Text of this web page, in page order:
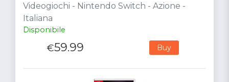
Videogiochi - Nintendo Switch - Azione -
Italiana
Disponibile
€59.99 Buy